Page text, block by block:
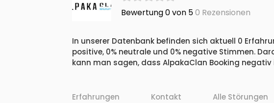
Bewertung 0 von 50 Rezensionen
In unserer Datenbank befinden sich aktuell 0
positive, 0% neutrale und 0% negative Stimmen.
kann man sagen, dass AlpakaClan Booking negativ
Erfahrungen Kontakt Alle Störungen